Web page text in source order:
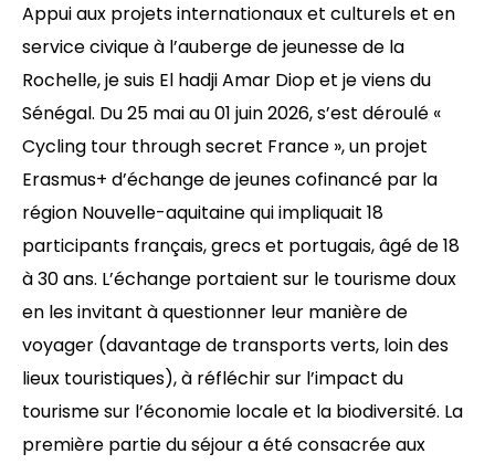
Appui aux projets internationaux et culturels et en
service civique à l’auberge de jeunesse de la
Rochelle, je suis El hadji Amar Diop et je viens du
Sénégal. Du 25 mai au 01 juin 2026, s’est déroulé «
Cycling tour through secret France », un projet
Erasmus+ d’échange de jeunes cofinancé par la
région Nouvelle-aquitaine qui impliquait 18
participants français, grecs et portugais, âgé de 18
à 30 ans. L’échange portaient sur le tourisme doux
en les invitant à questionner leur manière de
voyager (davantage de transports verts, loin des
lieux touristiques), à réfléchir sur l’impact du
tourisme sur l’économie locale et la biodiversité. La
première partie du séjour a été consacrée aux